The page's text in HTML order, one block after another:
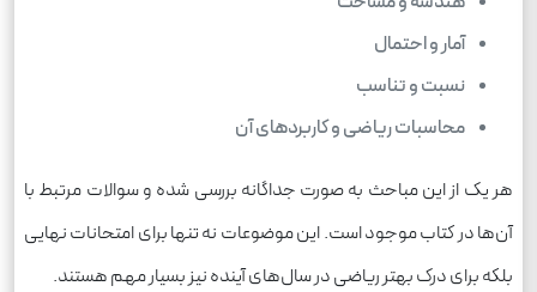
آمار و احتمال
نسبت و تناسب
محاسبات ریاضی و کاربردهای آن
هر یک از این مباحث به صورت جداگانه بررسی شده و سوالات مرتبط با
آن‌ها در کتاب موجود است. این موضوعات نه تنها برای امتحانات نهایی
بلکه برای درک بهتر ریاضی در سال‌های آینده نیز بسیار مهم هستند.